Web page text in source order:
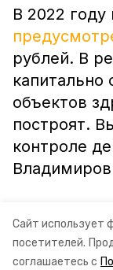
Сайт использует
посетителей.
соглашаетесь с
В 2022
рублей. В
капитально
объектов
построят.
контроле